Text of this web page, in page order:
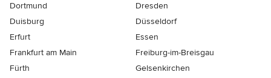
Dortmund
Dresden
Duisburg
Düsseldorf
Erfurt
Essen
Frankfurt am Main
Freiburg-im-Breisgau
Fürth
Gelsenkirchen